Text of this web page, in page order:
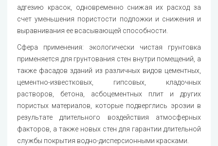
адгезию красок, одновременно снижая их расход за
счет уменьшения пористости подложки и снижения и
выравнивания ее всасывающей способности.
Сфера применения: экологически чистая грунтовка
применяется для грунтования стен внутри помещений, а
также фасадов зданий из различных видов цементных,
цементно-известковых, гипсовых, кладочных
растворов, бетона, асбоцементных плит и других
пористых материалов, которые подверглись эрозии в
результате длительного воздействия атмосферных
факторов, а также новых стен для гарантии длительной
службы покрытия водно-дисперсионными красками.